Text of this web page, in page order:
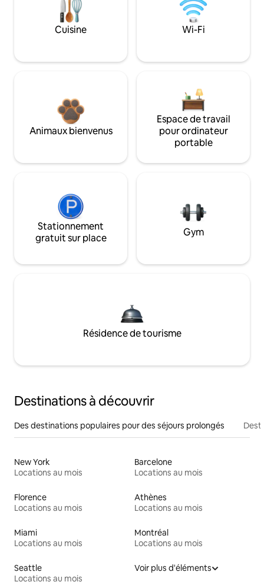
Cuisine Wi-Fi
Animaux bienvenus
Espace de travail
pour ordinateur
portable
Stationnement
gratuit sur place
Gym
Résidence de tourisme
Destinations à découvrir
Des destinations populaires pour des séjours prolongés
New York
Locations au mois
Barcelone
Locations au mois
Florence
Locations au mois
Athènes
Locations au mois
Miami
Locations au mois
Montréal
Locations au mois
Seattle
Locations au mois
Voir plus d'éléments